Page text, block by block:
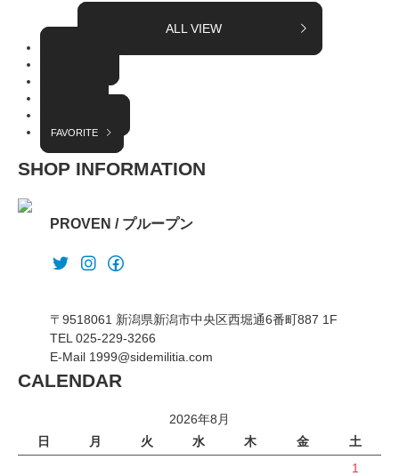
ALL VIEW
FAVORITE
SHOP INFORMATION
PROVEN / プループン
〒9518061 新潟県新潟市中央区西堀通6番町887 1F
TEL 025-229-3266
E-Mail 1999@sidemilitia.com
CALENDAR
2026年8月
日
月 火 水 木 金
土
1